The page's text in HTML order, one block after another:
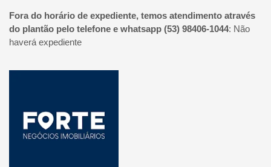
Fora do horário de expediente, temos atendimento através
do plantão pelo telefone e whatsapp (53) 98406-1044: Não
haverá expediente